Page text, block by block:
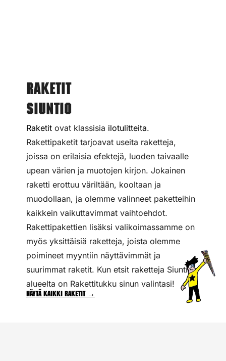
Raketit
Siuntio
Raketit ovat klassisia ilotulitteita.
Rakettipaketit tarjoavat useita raketteja,
joissa on erilaisia efektejä, luoden taivaalle
upean värien ja muotojen kirjon. Jokainen
raketti erottuu väriltään, kooltaan ja
muodollaan, ja olemme valinneet paketteihin
kaikkein vaikuttavimmat vaihtoehdot.
Rakettipakettien lisäksi valikoimassamme on
myös yksittäisiä raketteja, joista olemme
poimineet myyntiin näyttävimmät ja
suurimmat raketit. Kun etsit raketteja Siuntion
alueelta on Rakettitukku sinun valintasi!
Näytä kaikki raketit →